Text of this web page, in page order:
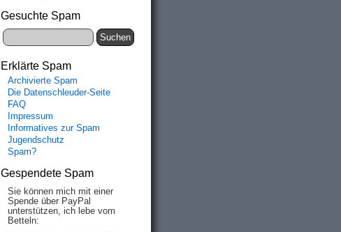
Gesuchte Spam
Erklärte Spam
Archivierte Spam
Die Datenschleuder-Seite
FAQ
Impressum
Informatives zur Spam
Jugendschutz
Spam?
Gespendete Spam
Sie können mich mit einer
Spende über PayPal
unterstützen, ich lebe vom
Betteln: